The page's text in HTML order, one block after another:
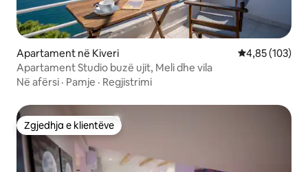
Apartament në Kiveri Vlerësimi
4,85 (103)
Apartament Studio buzë ujit, Meli dhe vila
Në afërsi · Pamje · Regjistrimi
Zgjedhja e klientëve
Zgjedhja e klientëve